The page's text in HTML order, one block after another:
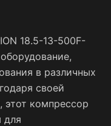
18.5-13-500F-
в различных
своей
этот компрессор
для